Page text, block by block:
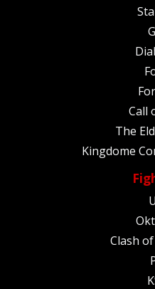
Call
The
Kingdome
Clash